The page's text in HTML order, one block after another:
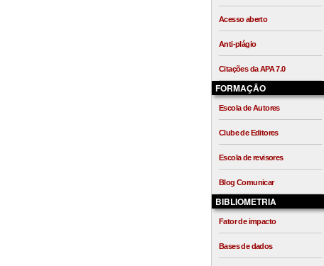
Acesso aberto
Anti-plágio
Citações da APA 7.0
FORMAÇÃO
Escola de Autores
Clube de Editores
Escola de revisores
Blog Comunicar
BIBLIOMETRIA
Fator de impacto
Bases de dados